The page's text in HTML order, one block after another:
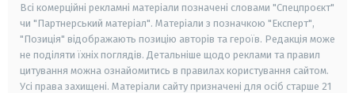
Всі комерційні рекламні матеріали позначені словами "Спецпроєкт"
чи "Партнерський матеріал". Матеріали з позначкою "Експерт",
"Позиція" відображають позицію авторів та героїв. Редакція може
не поділяти їхніх поглядів. Детальніше щодо реклами та правил
цитування можна ознайомитись в правилах користування сайтом.
Усі права захищені. Матеріали сайту призначені для осіб старше 21